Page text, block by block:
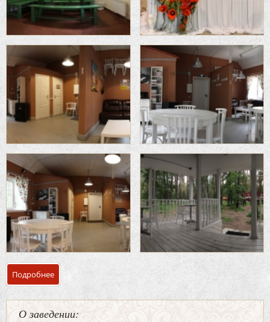
Подробнее о Банкетный зал лесной отель «ЕЖИ»
О заведении: